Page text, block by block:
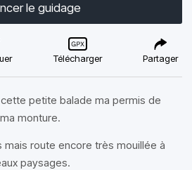
le guidage
Télécharger Partager
petite balade ma permis de
monture.
mais route encore très mouillée à
paysages.